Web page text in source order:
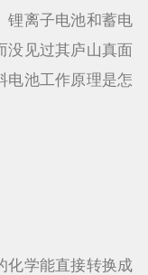
离子电池和蓄电
没见过其庐山真面
电池工作原理是怎
学能直接转换成